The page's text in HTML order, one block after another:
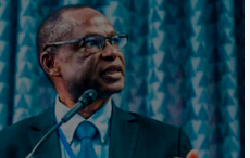
nous
briller la
en
et
en